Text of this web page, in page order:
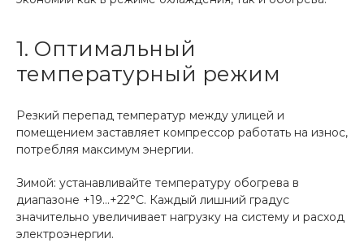
1. Оптимальный
температурный режим
Резкий перепад температур между улицей и
помещением заставляет компрессор работать на износ,
потребляя максимум энергии.
Зимой: устанавливайте температуру обогрева в
диапазоне +19...+22°C. Каждый лишний градус
значительно увеличивает нагрузку на систему и расход
электроэнергии.